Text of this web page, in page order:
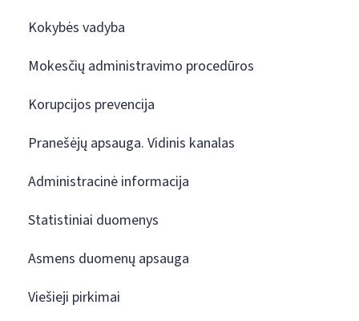
Kokybės vadyba
Mokesčių administravimo procedūros
Korupcijos prevencija
Pranešėjų apsauga. Vidinis kanalas
Administracinė informacija
Statistiniai duomenys
Asmens duomenų apsauga
Viešieji pirkimai